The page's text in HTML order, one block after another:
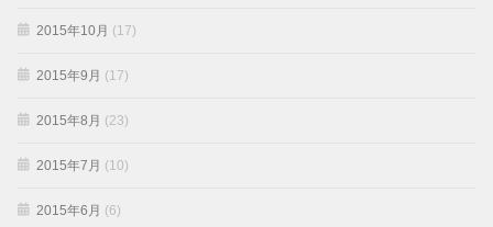
2015年10月 (17)
2015年9月 (17)
2015年8月 (23)
2015年7月 (10)
2015年6月 (6)